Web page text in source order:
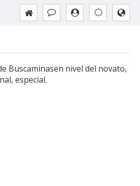
Buscaminasen nivel del novato,
especial.